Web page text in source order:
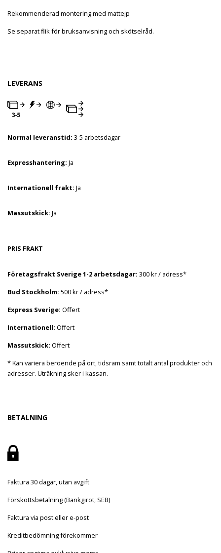
Rekommenderad montering med mattejp
Se separat flik för bruksanvisning och skötselråd.
LEVERANS
Normal leveranstid: 3-5 arbetsdagar
Expresshantering: Ja
Internationell frakt: Ja
Massutskick: Ja
PRIS FRAKT
Företagsfrakt Sverige 1-2 arbetsdagar: 300 kr / adress*
Bud Stockholm: 500 kr / adress*
Express Sverige: Offert
Internationell: Offert
Massutskick: Offert
* Kan variera beroende på ort, tidsram samt totalt antal produkter och
adresser. Uträkning sker i kassan.
BETALNING
Faktura 30 dagar, utan avgift
Förskottsbetalning (Bankgirot, SEB)
Faktura via post eller e-post
Kreditbedömning förekommer